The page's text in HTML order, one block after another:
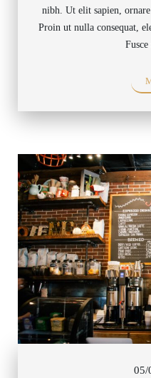
nibh. Ut elit sapien,
Proin ut nulla consequat,
05/